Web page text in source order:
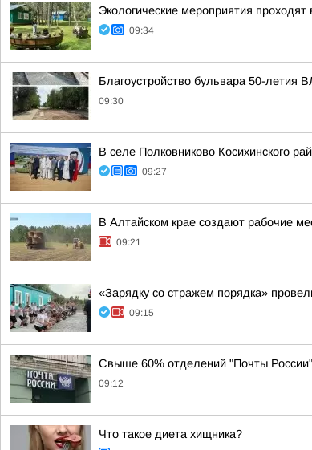
Экологические мероприятия
09:34
Благоустройство бульвара 50-летия
09:30
В селе Полковниково Косихинского
09:27
В Алтайском крае создают рабочие
09:21
«Зарядку со стражем порядка»
09:15
Свыше 60% отделений "Почты
09:12
Что такое диета хищника?